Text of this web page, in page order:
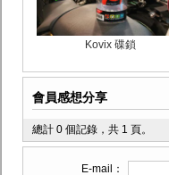
Kovix 碟鎖
會員感想分享
總計 0 個記錄，共 1 頁。
E-mail：